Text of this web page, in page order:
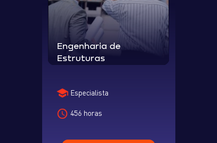
Engenharia de
Estruturas
Especialista
456 horas